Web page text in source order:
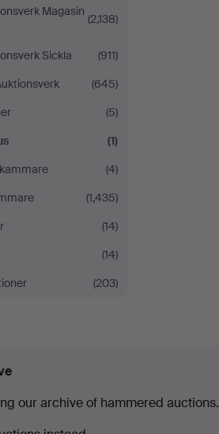
Magasin
(2,138)
Sickla
(911)
(645)
(5)
(1)
(4)
(1,435)
(14)
(14)
(203)
our archive of hammered auctions.